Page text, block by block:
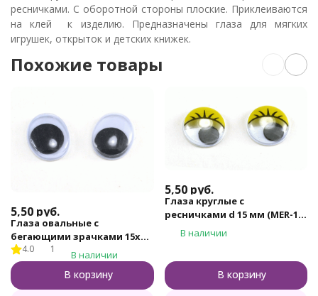
ресничками. С оборотной стороны плоские. Приклеиваются
на клей к изделию. Предназначены глаза для мягких
игрушек, открыток и детских книжек.
Похожие товары
5,50 руб.
Глаза овальные с
бегающими зрачками 15х12
мм (MEO-15х12 - черно-
белые)
4.0 1 В наличии
В корзину
5,50 руб.
Глаза круглые с
ресничками d 15 мм (MER-15
- желтые)
В наличии
В корзину